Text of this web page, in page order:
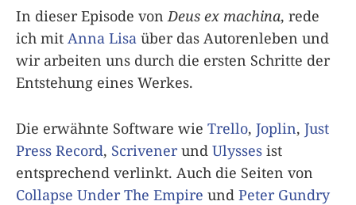
In dieser Episode von Deus ex machina, rede
ich mit Anna Lisa über das Autorenleben und
wir arbeiten uns durch die ersten Schritte der
Entstehung eines Werkes.
Die erwähnte Software wie Trello, Joplin, Just
Press Record, Scrivenerund Ulysses ist
entsprechend verlinkt. Auch die Seiten von
Collapse Under The Empire und Peter Gundry